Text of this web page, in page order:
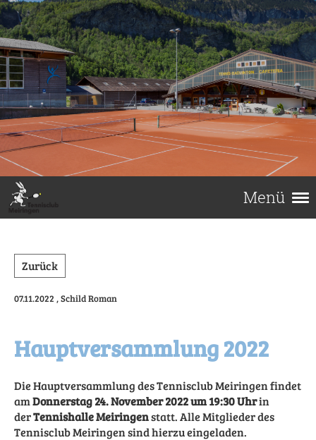
Menü
Zurück
07.11.2022 , Schild Roman
Hauptversammlung 2022
Die Hauptversammlung des Tennisclub Meiringen findet
amDonnerstag 24. November 2022 um 19:30 Uhrin
derTennishalle Meiringenstatt. Alle Mitglieder des
Tennisclub Meiringen sind hierzu eingeladen.